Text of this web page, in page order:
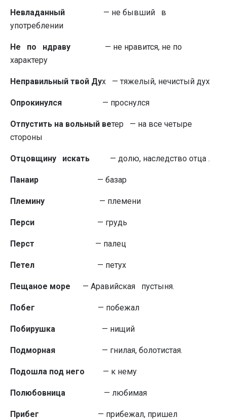
Невладанный — не бывший в
употреблении
Не по ндраву — не нравится, не по
характеру
Неправильный твой Дух — тяжелый, нечистый дух
Опрокинулся — проснулся
Отпустить на вольный ветер — на все четыре
стороны
Отцовщину искать — долю, наследство отца .
Панаир — базар
Племину — племени
Перси — грудь
Перст — палец
Петел — петух
Пещаное море — Аравийская пустыня.
Побег — побежал
Побирушка — нищий
Подморная — гнилая, болотистая.
Подошла под него — к нему
Полюбовница — любимая
Прибег — прибежал, пришел